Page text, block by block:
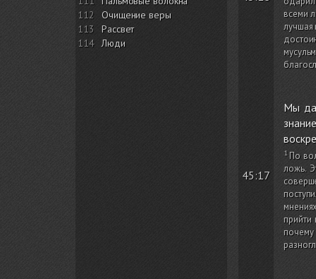
112
Очищение веры
113
Рассвет
114 Люди
всеми
лучшая
45:17
Мы
По
ложь.
прийти